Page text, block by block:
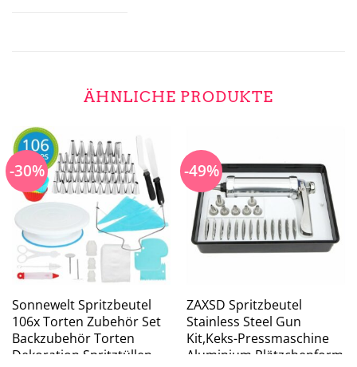
ÄHNLICHE PRODUKTE
-30%
Sonnewelt Spritzbeutel
106x Torten Zubehör Set
Backzubehör Torten
Dekoration Spritztüllen
-49%
ZAXSD Spritzbeutel
Stainless Steel Gun
Kit,Keks-Pressmaschine
Aluminium Plätzchenform